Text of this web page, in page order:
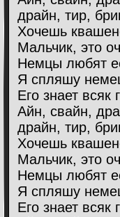
драйн, тир,
Хочешь
Мальчик, это
Немцы любят
Я спляшу
Его знает всяк
Айн, свайн,
драйн, тир,
Хочешь
Мальчик, это
Немцы любят
Я спляшу
Его знает всяк